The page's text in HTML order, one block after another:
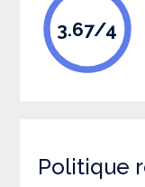
3.67/4
Politique